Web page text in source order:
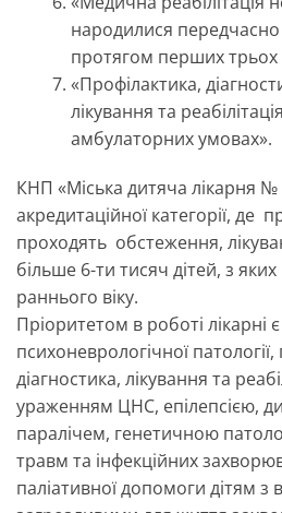
народилися
протягом перших трьох
«Профілактика,
лікування та
амбулаторних умовах».
КНП «Міська дитяча лікарня
акредитаційної категорії, де
проходять обстеження,
більше 6-ти тисяч дітей, з яких
раннього віку.
Пріоритетом в роботі лікарні
психоневрологічної
діагностика, лікування та
ураженням ЦНС, епілепсією,
паралічем, генетичною
травм та інфекційних
паліативної допомоги дітям з